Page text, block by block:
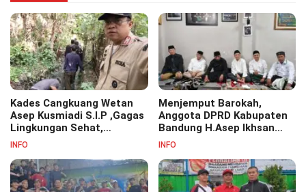
Kades Cangkuang Wetan
Asep Kusmiadi S.I.P ,Gagas
Lingkungan Sehat,
Bersihkan Saluran Air di RW
INFO
Menjemput Barokah,
Anggota DPRD Kabupaten
Bandung H.Asep Ikhsan
S.Pd.M.M Hadiri Haul Akbar
Pesantren Cipasung.
INFO